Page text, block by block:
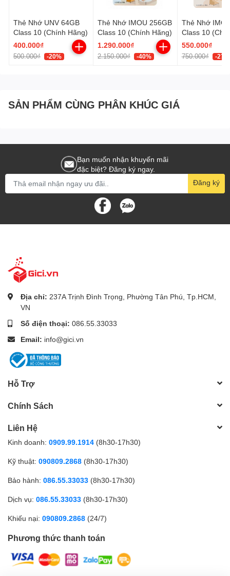
Thẻ Nhớ UNV 64GB
Class 10 (Chính Hãng)
400.000₫
500.000₫ -20%
Thẻ Nhớ IMOU 256GB
Class 10 (Chính Hãng)
1.290.000₫
2.150.000₫ -40%
Thẻ Nhớ
Class 10
550.000₫
750.000₫ -27%
SẢN PHẨM CÙNG PHÂN KHÚC GIÁ
Bạn muốn nhận khuyến mãi
đặc biệt? Đăng ký ngay.
Đăng ký
Địa chỉ: 237A Trịnh Đình Trọng, Phường Tân Phú, Tp.HCM,
VN
Số điện thoại: 086.55.33033
Email: info@gici.vn
Hỗ Trợ
Chính Sách
Liên Hệ
Kinh doanh: 0909.99.1914 (8h30-17h30)
Kỹ thuật: 090809.2868 (8h30-17h30)
Bảo hành: 086.55.33033 (8h30-17h30)
Dịch vụ: 086.55.33033 (8h30-17h30)
Khiếu nại: 090809.2868 (24/7)
Phương thức thanh toán